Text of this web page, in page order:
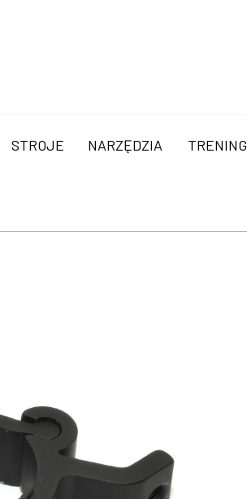
STROJE NARZĘDZIA TRENING